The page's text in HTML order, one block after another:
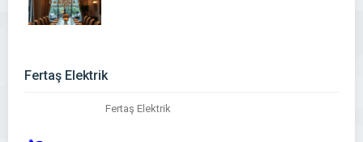
Fertaş Elektrik
Fertaş Elektrik